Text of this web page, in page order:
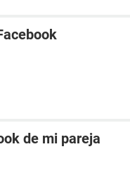
de mi pareja